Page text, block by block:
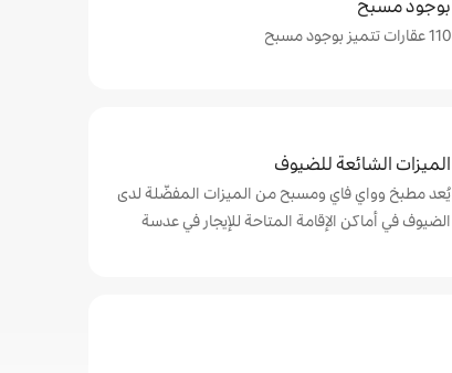
بوجود مسبح
110 عقارات تتميز بوجود مسبح
الميزات الشائعة للضيوف
يُعد مطبخ وواي فاي ومسبح من الميزات المفضّلة لدى
الضيوف في أماكن الإقامة المتاحة للإيجار في عدسة